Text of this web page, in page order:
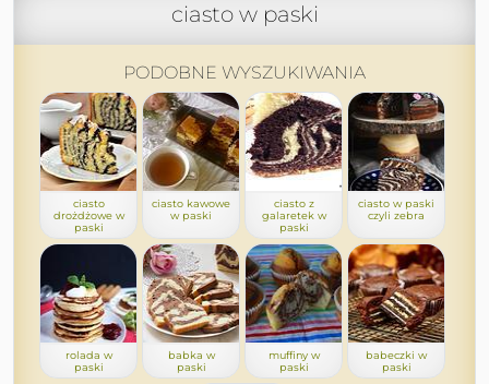
ciasto w paski
PODOBNE WYSZUKIWANIA
ciasto
drożdżowe w
paski
ciasto kawowe
w paski
ciasto z
galaretek w
paski
ciasto w paski
czyli zebra
rolada w
paski
babka w
paski
muffiny w
paski
babeczki w
paski